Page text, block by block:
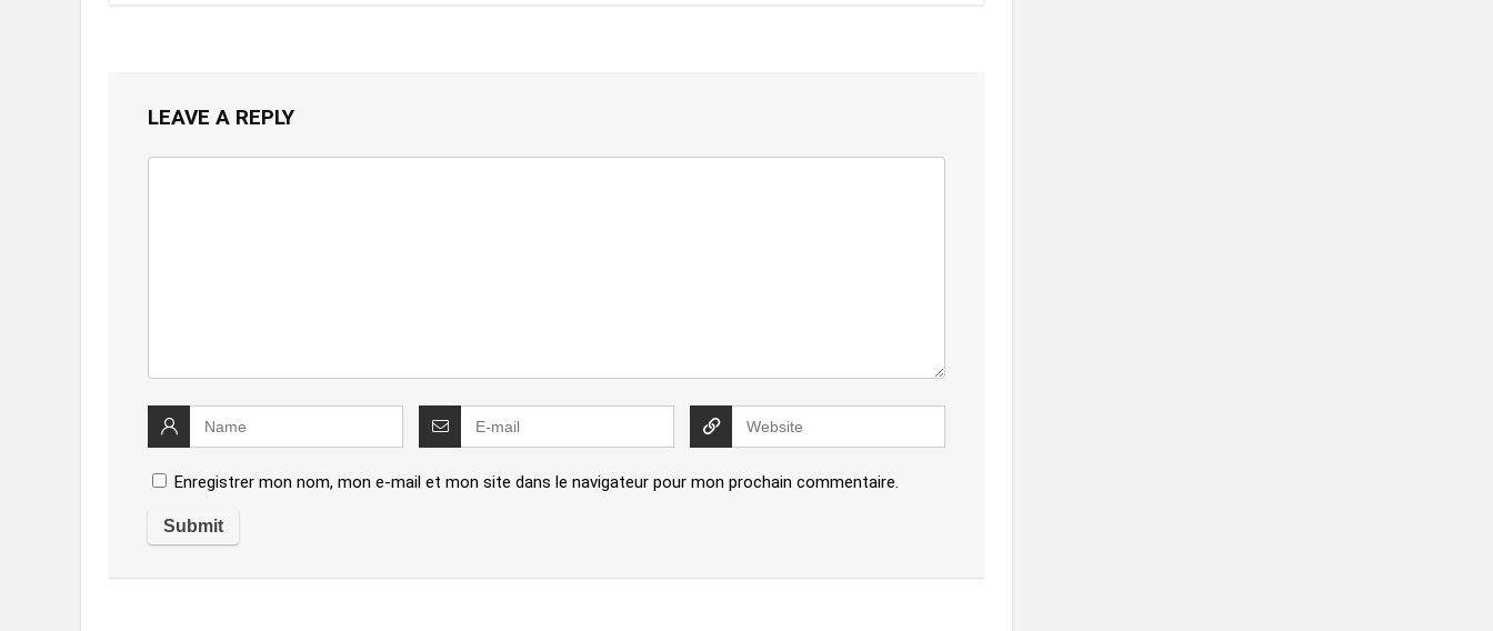
LEAVE A REPLY
Enregistrer mon nom, mon e-mail et mon site dans le navigateur pour mon prochain commentaire.